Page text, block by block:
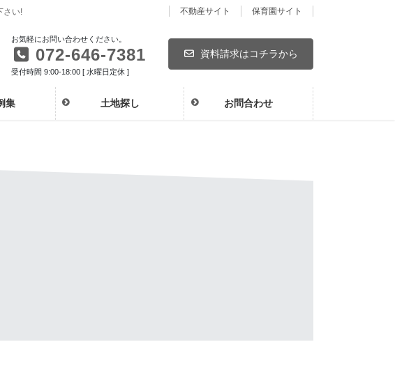
さい! 不動産サイト 保育園サイト
お気軽にお問い合わせください。
072-646-7381
受付時間 9:00-18:00 [ 水曜日定休 ]
資料請求はコチラから
集 土地探し お問合わせ